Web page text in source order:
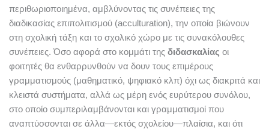
περιθωριοποιημένα, αμβλύνοντας τις συνέπειες της
διαδικασίας επιπολιτισμού (acculturation), την οποία βιώνουν
στη σχολική τάξη και το σχολικό χώρο με τις συνακόλουθες
συνέπειες. Όσο αφορά στο κομμάτι της διδασκαλίας οι
φοιτητές θα ενθαρρυνθούν να δουν τους επιμέρους
γραμματισμούς (μαθηματικό, ψηφιακό κλπ) όχι ως διακριτά και
κλειστά συστήματα, αλλά ως μέρη ενός ευρύτερου συνόλου,
στο οποίο συμπεριλαμβάνονται και γραμματισμοί που
αναπτύσσονται σε άλλα—εκτός σχολείου—πλαίσια, και ότι